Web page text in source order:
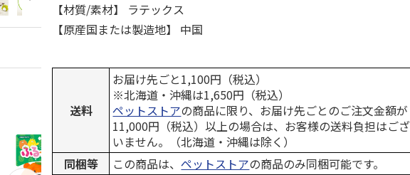
【材質/素材】 ラテックス
【原産国または製造地】 中国
送料
お届け先ごと1,100円（税込）
※北海道・沖縄は1,650円（税込）
ペットストアの商品に限り、お届け先ごとのご注文金額が
11,000円（税込）以上の場合は、お客様の送料負担はござ
いません。（北海道・沖縄は除く）
同梱等
この商品は、ペットストアの商品のみ同梱可能です。